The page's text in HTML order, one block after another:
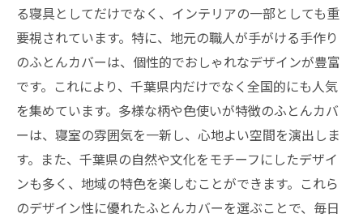
る寝具としてだけでなく、インテリアの一部としても重
要視されています。特に、地元の職人が手がける手作り
のふとんカバーは、個性的でおしゃれなデザインが豊富
です。これにより、千葉県内だけでなく全国的にも人気
を集めています。多様な柄や色使いが特徴のふとんカバ
ーは、寝室の雰囲気を一新し、心地よい空間を演出しま
す。また、千葉県の自然や文化をモチーフにしたデザイ
ンも多く、地域の特色を楽しむことができます。これら
のデザイン性に優れたふとんカバーを選ぶことで、毎日